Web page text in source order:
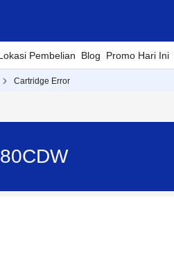
Pembelian Blog Promo Hari Ini
Cartridge Error